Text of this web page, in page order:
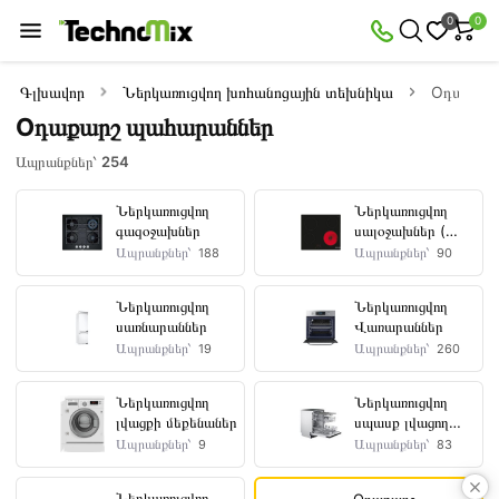
0 0
Գլխավոր Ներկառուցվող խոհանոցային տեխնիկա
Oդաքարշ պահարաններ
Ապրանքներ՝ 254
Ներկառուցվող
գազօջախներ
Ապրանքներ՝ 188
Ներկառուցվող
սալօջախներ (
կերամիկա )
Ապրանքներ՝ 90
Ներկառուցվող
սառնարաններ
Ապրանքներ՝ 19
Ներկառուցվող
Վառարաններ
Ապրանքներ՝ 260
Ներկառուցվող
լվացքի մեքենաներ
Ապրանքներ՝ 9
Ներկառուցվող
սպասք լվացող
մեքենաներ
Ապրանքներ՝ 83
Զտիչ
254
Առկա
Զեղչված
Արտադրողներ